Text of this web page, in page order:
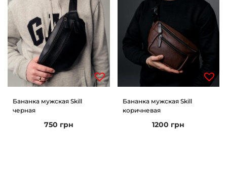
Бананка мужская Skill
черная
750 грн
Бананка мужская Skill
коричневая
1200 грн